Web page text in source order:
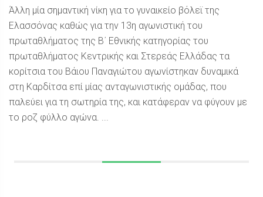
Άλλη μία σημαντική νίκη για το γυναικείο βόλεϊ της
Ελασσόνας καθώς για την 13η αγωνιστική του
πρωταθλήματος της Β΄ Εθνικής κατηγορίας του
πρωταθλήματος Κεντρικής και Στερεάς Ελλάδας τα
κορίτσια του Βάιου Παναγιώτου αγωνίστηκαν δυναμικά
στη Καρδίτσα επί μίας ανταγωνιστικής ομάδας, που
παλεύει για τη σωτηρία της, και κατάφεραν να φύγουν με
το ροζ φύλλο αγώνα. ...